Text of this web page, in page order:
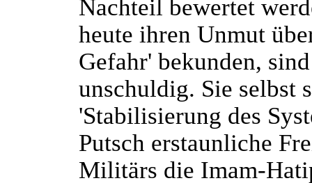
Nachteil bewertet
heute ihren Unmut
Gefahr' bekunden,
unschuldig. Sie selbst
'Stabilisierung des
Putsch erstaunliche
Militärs die Imam-